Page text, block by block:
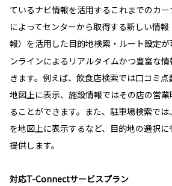
ているナビ情報を活用するこれまでのカ
によってセンターから取得する新しい情
報）を活用した目的地検索・ルート設定が
ンラインによるリアルタイムかつ豊富な
きます。例えば、飲食店検索では口コミ
地図上に表示、施設情報ではその店の営
ることができます。また、駐車場検索で
を地図上に表示するなど、目的地の選択
提供します。
対応T-Connectサービスプラン